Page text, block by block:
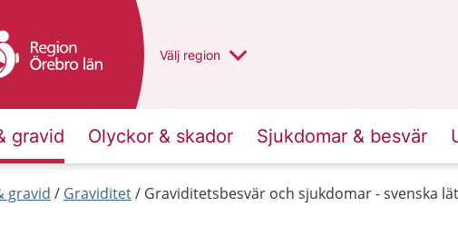
Du har valt region
Välj en annan
region
gravid Olyckor & skador Sjukdomar & besvär
gravid Graviditet Graviditetsbesvär och sjukdomar - svenska